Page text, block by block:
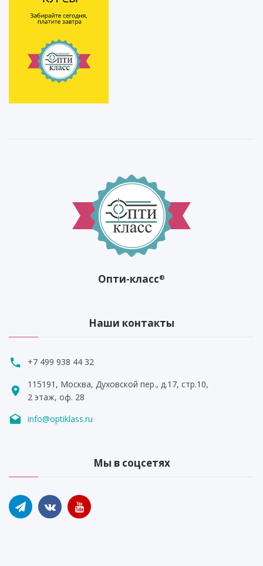
Опти-класс®
Наши контакты
+7 499 938 44 32
115191, Москва, Духовской пер., д.17, стр.10,
2 этаж, оф. 28
info@optiklass.ru
Мы в соцсетях